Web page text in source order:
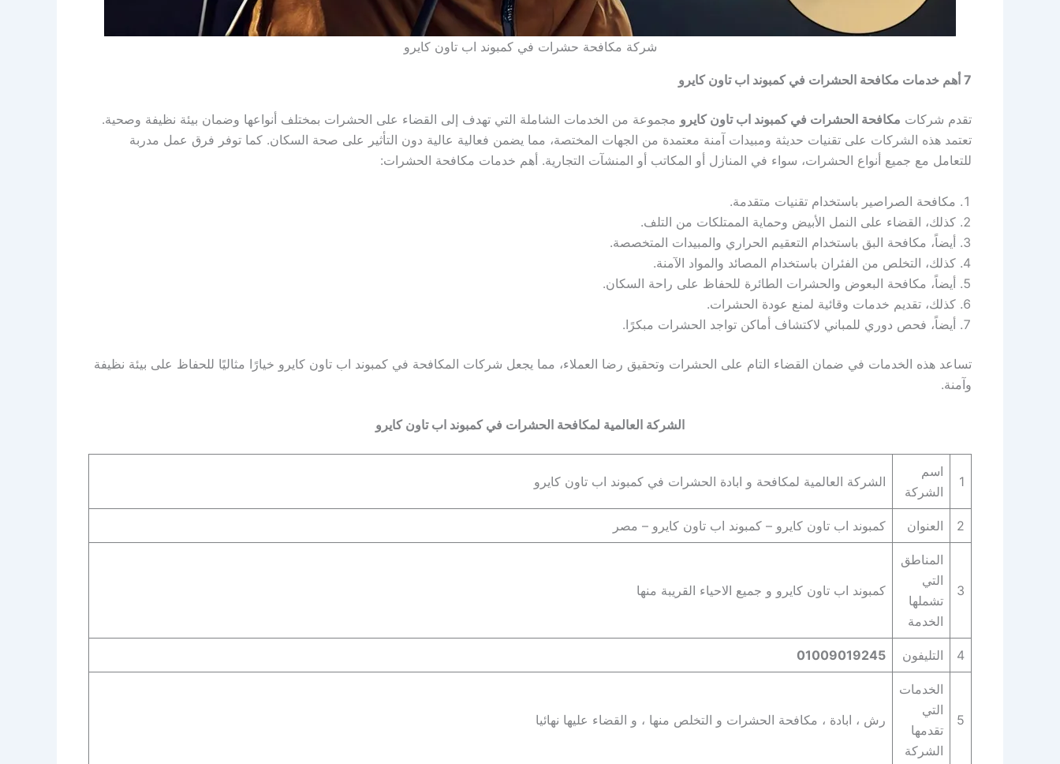
شركة مكافحة حشرات في كمبوند اب تاون كايرو
7 أهم خدمات مكافحة الحشرات في كمبوند اب تاون كايرو
تقدم شركات مكافحة الحشرات في كمبوند اب تاون كايرو مجموعة من الخدمات الشاملة التي تهدف إلى القضاء على الحشرات بمختلف أنواعها وضمان بيئة نظيفة وصحية.
تعتمد هذه الشركات على تقنيات حديثة ومبيدات آمنة معتمدة من الجهات المختصة، مما يضمن فعالية عالية دون التأثير على صحة السكان. كما توفر فرق عمل مدربة
للتعامل مع جميع أنواع الحشرات، سواء في المنازل أو المكاتب أو المنشآت التجارية. أهم خدمات مكافحة الحشرات:
مكافحة الصراصير باستخدام تقنيات متقدمة.
كذلك، القضاء على النمل الأبيض وحماية الممتلكات من التلف.
أيضاً، مكافحة البق باستخدام التعقيم الحراري والمبيدات المتخصصة.
كذلك، التخلص من الفئران باستخدام المصائد والمواد الآمنة.
أيضاً، مكافحة البعوض والحشرات الطائرة للحفاظ على راحة السكان.
كذلك، تقديم خدمات وقائية لمنع عودة الحشرات.
أيضاً، فحص دوري للمباني لاكتشاف أماكن تواجد الحشرات مبكرًا.
تساعد هذه الخدمات في ضمان القضاء التام على الحشرات وتحقيق رضا العملاء، مما يجعل شركات المكافحة في كمبوند اب تاون كايرو خيارًا مثاليًا للحفاظ على بيئة نظيفة
وآمنة.
الشركة العالمية لمكافحة الحشرات في كمبوند اب تاون كايرو
1
اسم
الشركة
الشركة العالمية لمكافحة و ابادة الحشرات في كمبوند اب تاون كايرو
2 العنوان كمبوند اب تاون كايرو – كمبوند اب تاون كايرو – مصر
3
المناطق
التي
تشملها
الخدمة
كمبوند اب تاون كايرو و جميع الاحياء القريبة منها
4 التليفون 01009019245
5
الخدمات
التي
تقدمها
الشركة
رش ، ابادة ، مكافحة الحشرات و التخلص منها ، و القضاء عليها نهائيا